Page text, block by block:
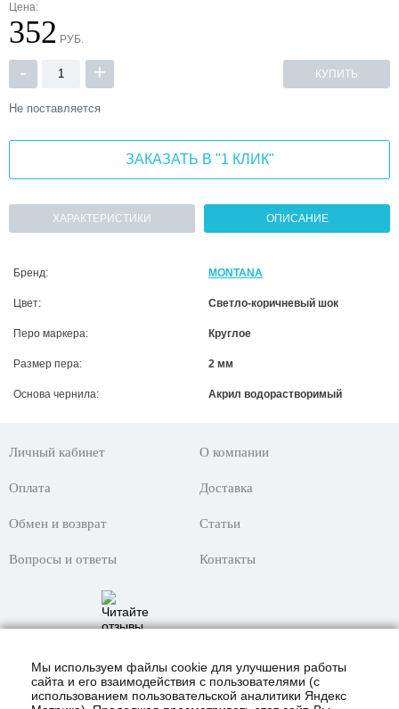
Цена:
352 РУБ.
- + КУПИТЬ
Не поставляется
ЗАКАЗАТЬ В "1 КЛИК"
ХАРАКТЕРИСТИКИ ОПИСАНИЕ
Бренд: MONTANA
Цвет: Светло-коричневый шок
Перо маркера: Круглое
Размер пера: 2 мм
Основа чернила: Акрил водорастворимый
Личный кабинет О компании
Оплата Доставка
Обмен и возврат Статьи
Вопросы и ответы Контакты
Мы используем файлы cookie для улучшения работы
сайта и его взаимодействия с пользователями (с
использованием пользовательской аналитики Яндекс